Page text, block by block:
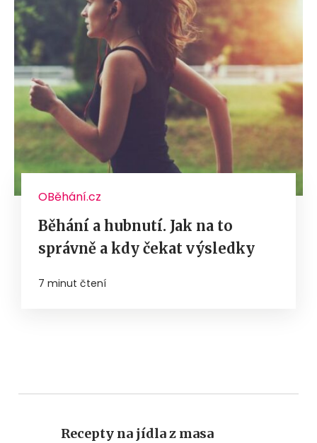
OBěhání.cz
Běhání a hubnutí. Jak na to
správně a kdy čekat výsledky
7 minut čtení
Recepty na jídla z masa